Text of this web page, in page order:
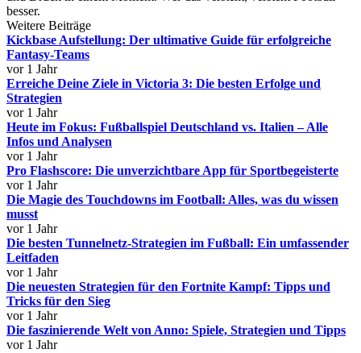
besser.
Weitere Beiträge
Kickbase Aufstellung: Der ultimative Guide für erfolgreiche
Fantasy-Teams
vor 1 Jahr
Erreiche Deine Ziele in Victoria 3: Die besten Erfolge und
Strategien
vor 1 Jahr
Heute im Fokus: Fußballspiel Deutschland vs. Italien – Alle
Infos und Analysen
vor 1 Jahr
Pro Flashscore: Die unverzichtbare App für Sportbegeisterte
vor 1 Jahr
Die Magie des Touchdowns im Football: Alles, was du wissen
musst
vor 1 Jahr
Die besten Tunnelnetz-Strategien im Fußball: Ein umfassender
Leitfaden
vor 1 Jahr
Die neuesten Strategien für den Fortnite Kampf: Tipps und
Tricks für den Sieg
vor 1 Jahr
Die faszinierende Welt von Anno: Spiele, Strategien und Tipps
vor 1 Jahr